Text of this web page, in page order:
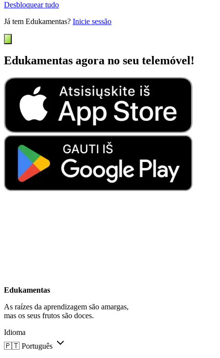
Desbloquear tudo
Já tem Edukamentas? Inicie sessão
Edukamentas agora no seu telemóvel!
Edukamentas
As raízes da aprendizagem são amargas,
mas os seus frutos são doces.
Idioma
🇵🇹 Português